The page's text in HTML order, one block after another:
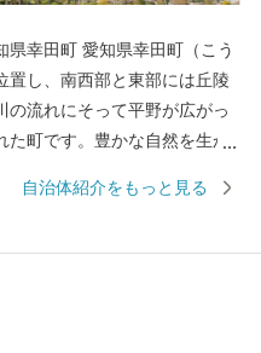
幸田町（こう
置し、南西部と東部には丘陵
の流れにそって平野が広がっ
町です。豊かな自然を生か
線に３つの駅を有し、従業員
澄みきった川 趣き深い情緒
自治体紹介をもっと見る